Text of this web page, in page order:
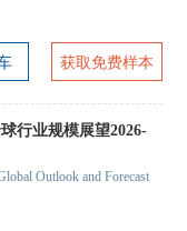
获取免费样本
行业规模展望2026-
Outlook and Forecast